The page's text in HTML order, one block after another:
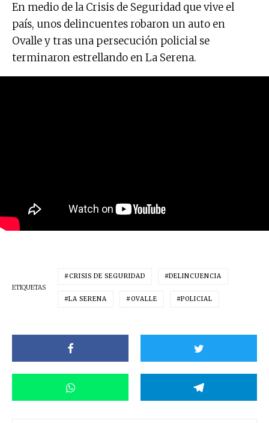
En medio de la Crisis de Seguridad que vive el
país, unos delincuentes robaron un auto en
Ovalle y tras una persecución policial se
terminaron estrellando en La Serena.
ETIQUETAS
CRISIS DE SEGURIDAD DELINCUENCIA
LA SERENA OVALLE POLICIAL